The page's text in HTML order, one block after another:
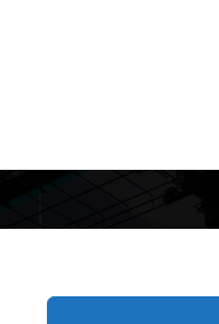
apreciate